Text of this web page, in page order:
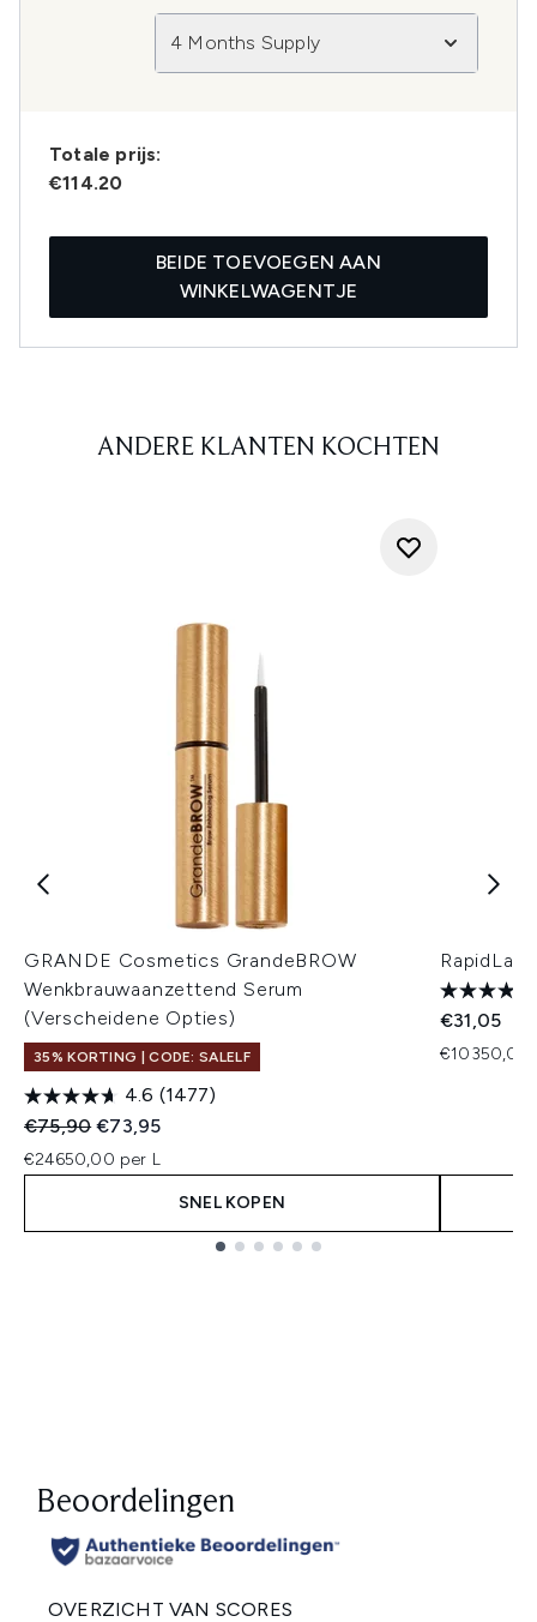
4 Months Supply
Totale prijs:
€114.20
BEIDE TOEVOEGEN AAN
WINKELWAGENTJE
ANDERE KLANTEN KOCHTEN
GRANDE Cosmetics GrandeBROW
Wenkbrauwaanzettend Serum
(Verscheidene Opties)
35% KORTING | CODE: SALELF
4.6 (1477)
Recommended Retail Price:
€75,90Huidige prijs:
€73,95
€24650,00 per L
SNEL KOPEN
€31,05
€10350,00